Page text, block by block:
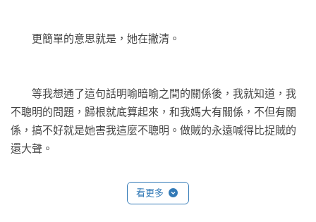
更簡單的意思就是，她在撇清。
等我想通了這句話明喻暗喻之間的關係後，我就知道，我
不聰明的問題，歸根就底算起來，和我媽大有關係，不但有關
係，搞不好就是她害我這麼不聰明。做賊的永遠喊得比捉賊的
還大聲。
我分析得頭頭是道，但我媽每次一聽我說什麼頭頭是道的
看更多